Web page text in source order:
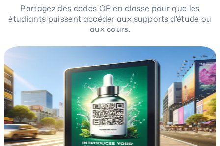
Partagez des codes QR en classe pour que les
étudiants puissent accéder aux supports d'étude ou
aux cours.